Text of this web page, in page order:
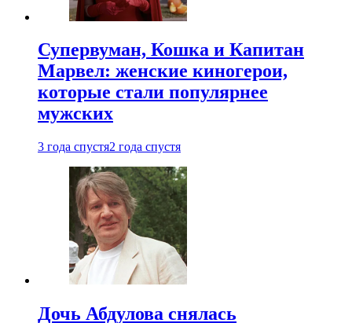
Супервуман, Кошка и Капитан
Марвел: женские киногерои,
которые стали популярнее
мужских
3 года спустя2 года спустя
Дочь Абдулова снялась